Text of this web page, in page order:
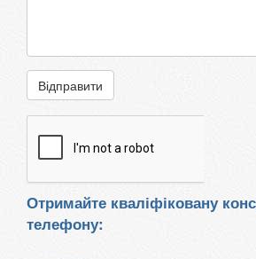
Відправити
Отримайте кваліфіковану
телефону: